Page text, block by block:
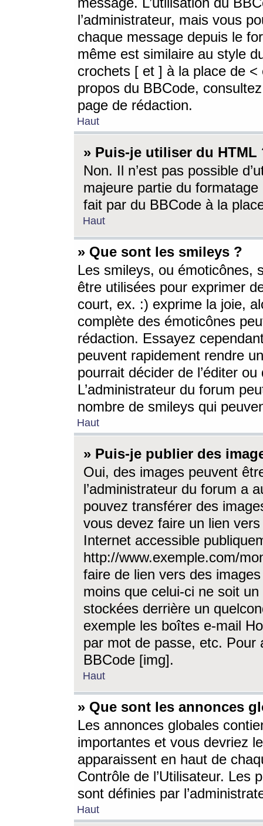
l’administrateur, mais vous
chaque message depuis le
même est similaire au style
crochets [ et ] à la place de <
propos du BBCode,
page de rédaction.
Haut
» Puis-je utiliser du HTML
Non. Il n’est pas possible
majeure partie du
fait par du BBCode à la
Haut
» Que sont les smileys ?
Les smileys, ou émoticônes,
être utilisées pour exprimer
court, ex. :) exprime la joie,
complète des émoticônes
rédaction. Essayez
peuvent rapidement rendre
pourrait décider de l’éditer
L’administrateur du forum
nombre de smileys qui
Haut
» Puis-je publier des
Oui, des images peuvent
l’administrateur du forum a
pouvez transférer des
vous devez faire un lien
Internet accessible
http://www.exemple.com/
faire de lien vers des
moins que celui-ci ne soit
stockées derrière un
exemple les boîtes e-mail
par mot de passe, etc. Pour
BBCode [img].
Haut
» Que sont les annonces
Les annonces globales
importantes et vous devriez
apparaissent en haut de
Contrôle de l’Utilisateur. Les
sont définies par
Haut